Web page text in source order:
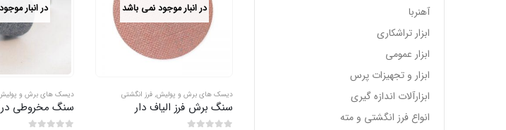
در انبار موجود نمی باشد
دیسک های برش و پولیش, فرز انگشتی
سنگ برش فرز الیاف دار
در انبار
دیسک های برش و
سنگ مخروطی
آهنربا
ابزار تراشکاری
ابزار عمومی
ابزار و تجهیزات پرس
ابزارآلات اندازه گیری
انواع فرز انگشتی و مته